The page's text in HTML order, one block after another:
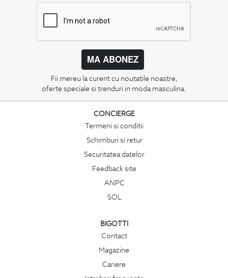
MA ABONEZ
Fii mereu la curent cu noutatile noastre,
oferte speciale si trenduri in moda masculina.
CONCIERGE
Termeni si conditii
Schimburi si retur
Securitatea datelor
Feedback site
ANPC
SOL
BIGOTTI
Contact
Magazine
Cariere